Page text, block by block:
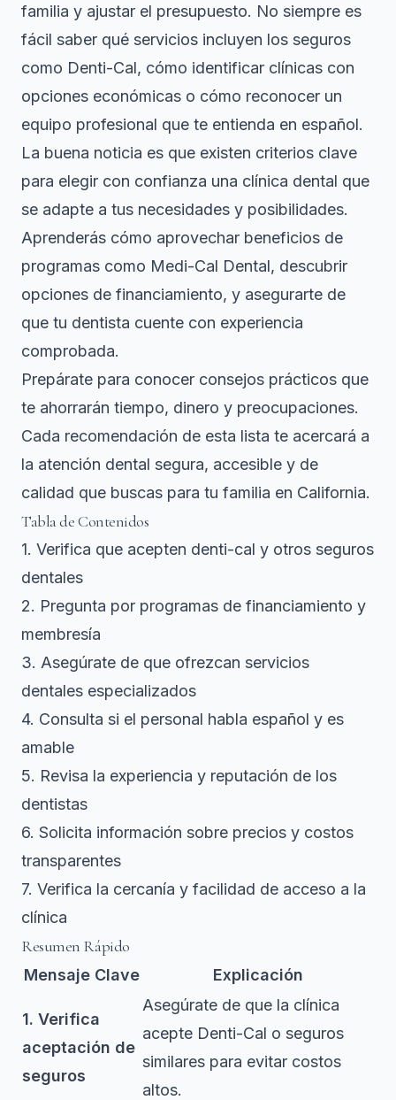
familia y ajustar el presupuesto. No siempre es
fácil saber qué servicios incluyen los seguros
como Denti-Cal, cómo identificar clínicas con
opciones económicas o cómo reconocer un
equipo profesional que te entienda en español.
La buena noticia es que existen criterios clave
para elegir con confianza una clínica dental que
se adapte a tus necesidades y posibilidades.
Aprenderás cómo aprovechar beneficios de
programas como Medi-Cal Dental, descubrir
opciones de financiamiento, y asegurarte de
que tu dentista cuente con experiencia
comprobada.
Prepárate para conocer consejos prácticos que
te ahorrarán tiempo, dinero y preocupaciones.
Cada recomendación de esta lista te acercará a
la atención dental segura, accesible y de
calidad que buscas para tu familia en California.
Tabla de Contenidos
1. Verifica que acepten denti-cal y otros seguros
dentales
2. Pregunta por programas de financiamiento y
membresía
3. Asegúrate de que ofrezcan servicios
dentales especializados
4. Consulta si el personal habla español y es
amable
5. Revisa la experiencia y reputación de los
dentistas
6. Solicita información sobre precios y costos
transparentes
7. Verifica la cercanía y facilidad de acceso a la
clínica
Resumen Rápido
Mensaje Clave Explicación
1. Verifica
aceptación de
seguros
Asegúrate de que la clínica
acepte Denti-Cal o seguros
similares para evitar costos
altos.